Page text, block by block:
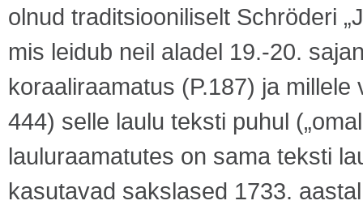
olnud traditsiooniliselt Schröderi
mis leidub neil aladel 19.-20.
koraaliraamatus (P.187) ja
444) selle laulu teksti puhul
lauluraamatutes on sama teksti
kasutavad sakslased 1733.